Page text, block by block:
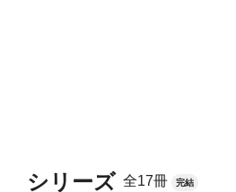
シリーズ 全17冊 完結